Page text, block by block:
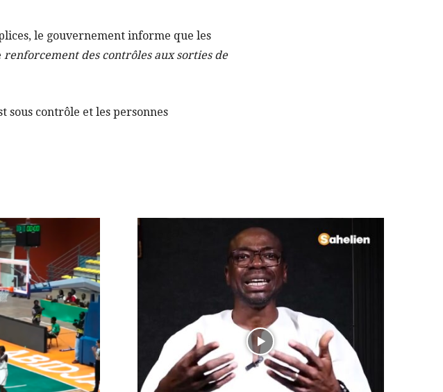
le gouvernement informe que les
renforcement des contrôles aux sorties de
sous contrôle et les personnes